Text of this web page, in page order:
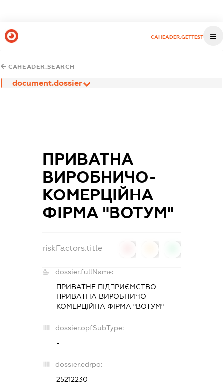
CAHEADER.GETTEST
CAHEADER.SEARCH
document.dossier
ПРИВАТНА
ВИРОБНИЧО-
КОМЕРЦІЙНА
ФІРМА "ВОТУМ"
riskFactors.title
dossier.fullName:
ПРИВАТНЕ ПІДПРИЄМСТВО
ПРИВАТНА ВИРОБНИЧО-
КОМЕРЦІЙНА ФІРМА "ВОТУМ"
dossier.opfSubType:
-
dossier.edrpo:
25212230